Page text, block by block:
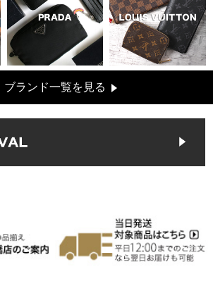
ブランド一覧を見る